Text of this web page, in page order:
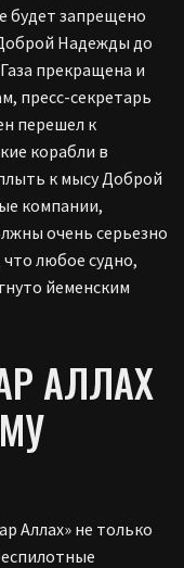
будет запрещено
Надежды до
прекращена и
пресс-секретарь
перешел к
корабли в
к мысу Доброй
компании,
очень серьезно
любое судно,
йеменским
АЛЛАХ
Аллах» не только